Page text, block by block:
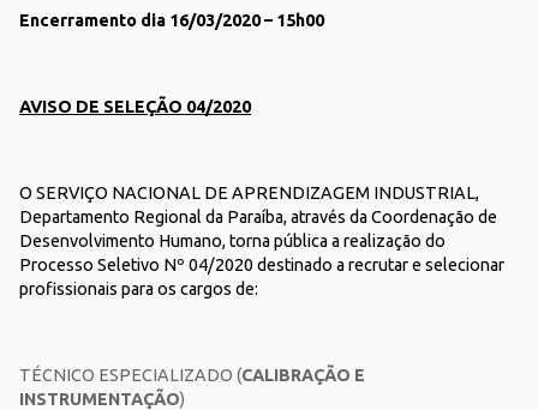
Encerramento dia 16/03/2020 – 15h00
AVISO DE SELEÇÃO 04/2020
O SERVIÇO NACIONAL DE APRENDIZAGEM INDUSTRIAL,
Departamento Regional da Paraíba, através da Coordenação de
Desenvolvimento Humano, torna pública a realização do
Processo Seletivo Nº 04/2020 destinado a recrutar e selecionar
profissionais para os cargos de:
TÉCNICO ESPECIALIZADO (CALIBRAÇÃO E
INSTRUMENTAÇÃO)